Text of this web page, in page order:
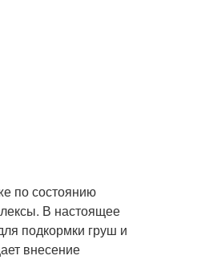
по состоянию
В настоящее
подкормки груш и
внесение